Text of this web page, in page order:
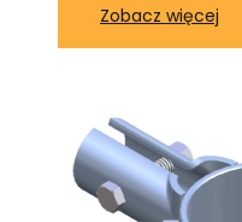
Zobacz więcej